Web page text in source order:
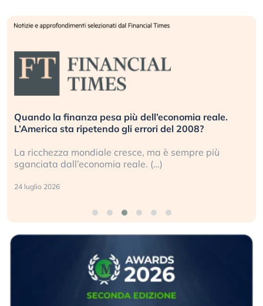
Quando la finanza pesa più dell’economia reale.
L’America sta ripetendo gli errori del 2008?
La ricchezza mondiale cresce, ma è sempre più
sganciata dall’economia reale. (…)
24 luglio 2026